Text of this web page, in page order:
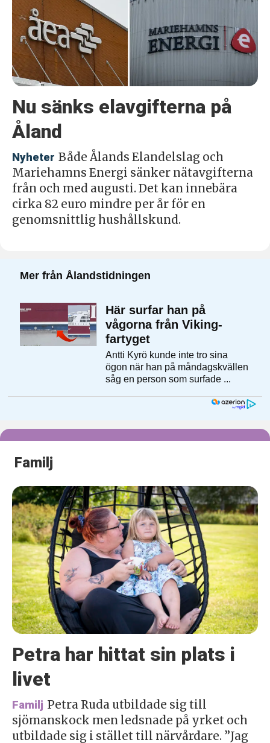
Nu sänks elavgifterna på
Åland
Nyheter Både Ålands Elandelslag och
Mariehamns Energi sänker nätavgifterna
från och med augusti. Det kan innebära
cirka 82 euro mindre per år för en
genomsnittlig hushållskund.
Familj
Petra har hittat sin plats i
livet
Familj Petra Ruda utbildade sig till
sjömanskock men ledsnade på yrket och
utbildade sig i stället till närvårdare. ”Jag